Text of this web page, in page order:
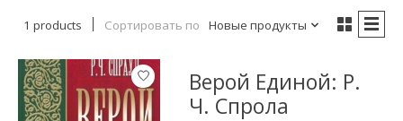
1 products Сортировать по Новые продукты
Верой Единой: Р.
Ч. Спрола